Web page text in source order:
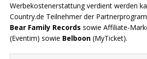
Werbekostenerstattung verdient werden
Country.de Teilnehmer der
Bear Family Records sowie Affiliate-
(Eventim) sowie Belboon (MyTicket).